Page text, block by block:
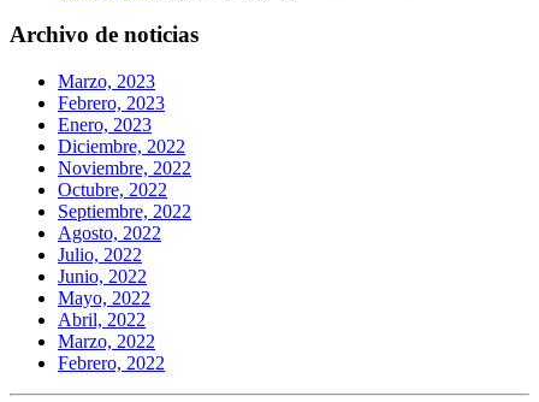
Archivo de noticias
Marzo, 2023
Febrero, 2023
Enero, 2023
Diciembre, 2022
Noviembre, 2022
Octubre, 2022
Septiembre, 2022
Agosto, 2022
Julio, 2022
Junio, 2022
Mayo, 2022
Abril, 2022
Marzo, 2022
Febrero, 2022